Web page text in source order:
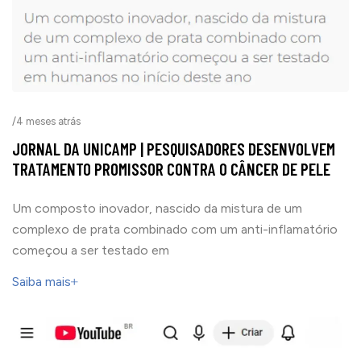
/4 meses atrás
JORNAL DA UNICAMP | PESQUISADORES DESENVOLVEM
TRATAMENTO PROMISSOR CONTRA O CÂNCER DE PELE
Um composto inovador, nascido da mistura de um
complexo de prata combinado com um anti-inflamatório
começou a ser testado em
Saiba mais